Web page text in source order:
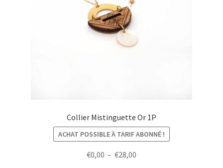
Collier Mistinguette Or 1P
ACHAT POSSIBLE À TARIF ABONNÉ !
€0,00 – €28,00